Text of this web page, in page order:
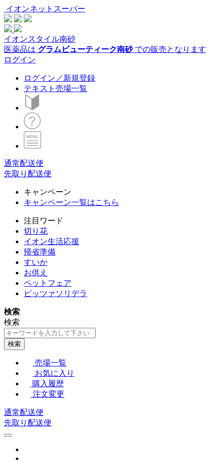
イオンネットスーパー
イオンスタイル南砂
医薬品は グラムビューティーク南砂での販売となります
ログイン
ログイン／新規登録
テキスト売場一覧
通常配送便
先取り配送便
キャンペーン
キャンペーン一覧はこちら
注目ワード
切り花
イオン生活応援
帰省準備
すいか
お供え
ペットフェア
ピッツァソリデラ
検索
検索
検索
売場一覧
お気に入り
購入履歴
注文変更
通常配送便
先取り配送便